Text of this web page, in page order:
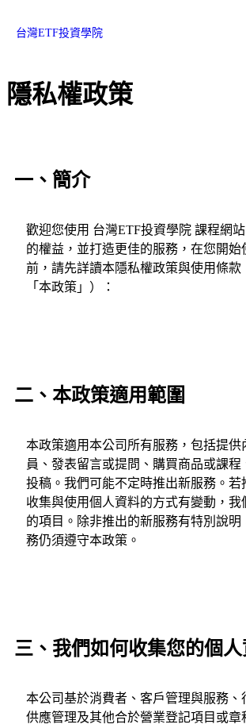
台灣ETF投資學院
隱私權政策
一、簡介
歡迎您使用 台灣ETF投資學院 課程網
的權益，並打造更佳的服務，在您開始
前，請先詳讀本隱私權政策與使用條款
「本政策」）：
二、本政策適用範圍
本政策適用本公司所有服務，包括提供
員、發表留言或提問、購買商品或課程
投稿。我們可能不定時推出新服務。若
收集與使用個人資料的方式有變動，我
的項目。除非推出的新服務有特別說明
務仍須遵守本政策。
三、我們如何收集您的個
本公司基於消費者、客戶管理與服務、
供應管理及其他合於營業登記項目或章